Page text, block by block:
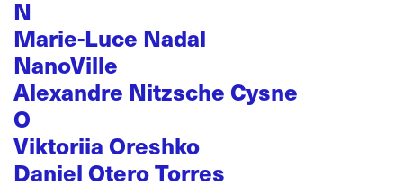
N
Marie-Luce Nadal
NanoVille
Alexandre Nitzsche Cysne
O
Viktoriia Oreshko
Daniel Otero Torres